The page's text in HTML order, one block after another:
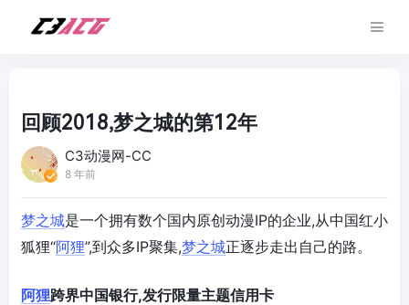
回顾2018,梦之城的第12年
C3动漫网-CC
8 年前
梦之城是一个拥有数个国内原创动漫IP的企业,从中国红小
狐狸“阿狸”,到众多IP聚集,梦之城正逐步走出自己的路。
阿狸跨界中国银行,发行限量主题信用卡